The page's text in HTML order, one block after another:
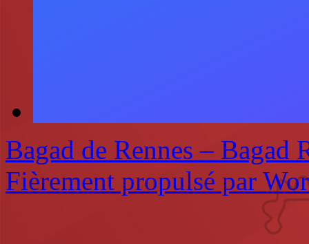
Bagad de Rennes – Bagad
Fièrement propulsé par